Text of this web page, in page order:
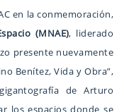
en la conmemoración,
(MNAE), liderado
presente nuevamente
Benítez, Vida y Obra”,
de Arturo
los espacios donde se